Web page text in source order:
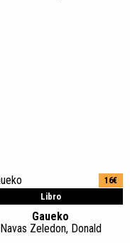
Libro
16€
Gaueko
Navas Zeledon, Donald